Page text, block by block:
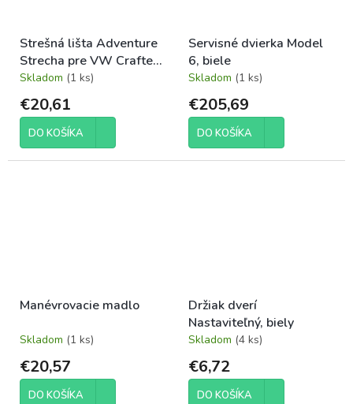
Strešná lišta Adventure
Strecha pre VW Crafter,
MAN TGE
Skladom (1 ks)
€20,61
DO KOŠÍKA
Servisné dvierka Model
6, biele
Skladom (1 ks)
€205,69
DO KOŠÍKA
Manévrovacie madlo
Skladom (1 ks)
€20,57
DO KOŠÍKA
Držiak dverí
Nastaviteľný, biely
Skladom (4 ks)
€6,72
DO KOŠÍKA